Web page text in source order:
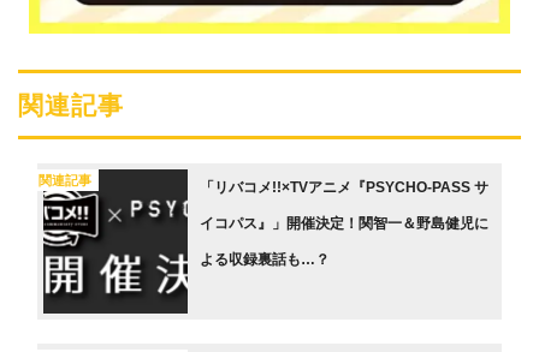
関連記事
関連記事 「リバコメ!!×TVアニメ『PSYCHO-PASS サ
イコパス』」開催決定！関智一＆野島健児に
よる収録裏話も…？